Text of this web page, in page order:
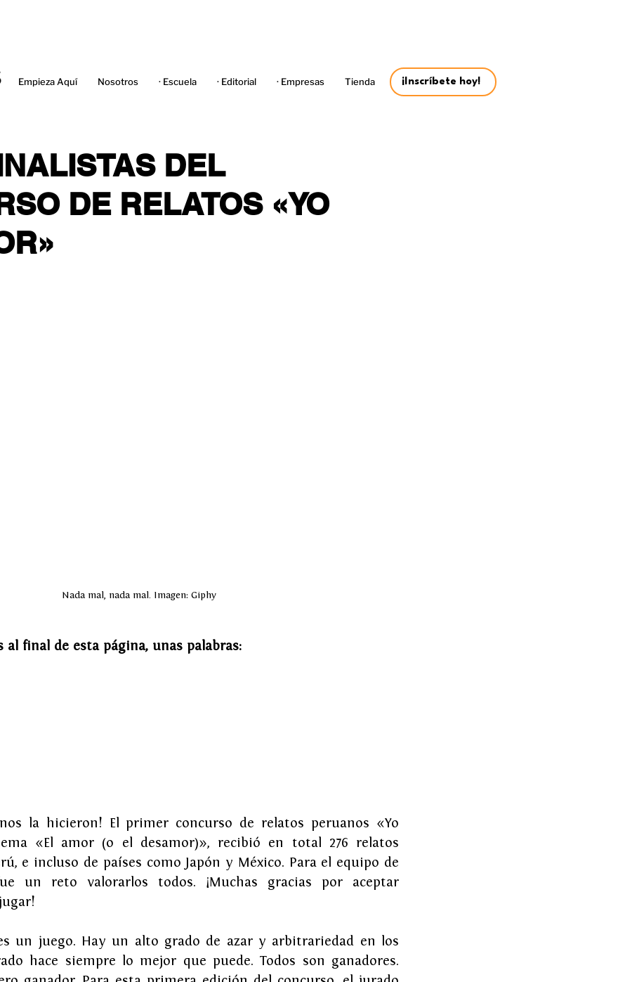
Empieza Aquí Nosotros · Escuela · Editorial · Empresas Tienda ¡Inscríbete hoy!
DEL
DE RELATOS «YO
Nada mal, nada mal. Imagen: Giphy
al final de esta página, unas palabras:
la hicieron! El primer concurso de relatos peruanos «Yo
«El amor (o el desamor)», recibió en total 276 relatos
e incluso de países como Japón y México. Para el equipo de
un reto valorarlos todos. ¡Muchas gracias por aceptar
un juego. Hay un alto grado de azar y arbitrariedad en los
hace siempre lo mejor que puede. Todos son ganadores.